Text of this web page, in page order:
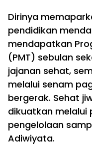
Dirinya
pendidikan
mendapatkan
(PMT) sebulan
jajanan sehat,
melalui senam
bergerak. Sehat
dikuatkan melalui
pengelolaan
Adiwiyata.